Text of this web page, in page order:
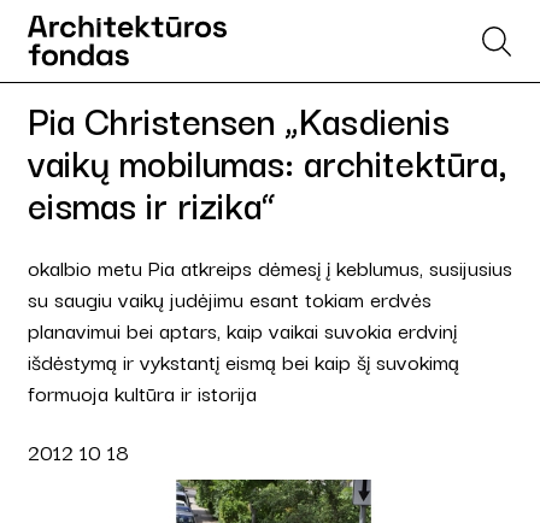
Pia Christensen „Kasdienis
vaikų mobilumas: architektūra,
eismas ir rizika“
okalbio metu Pia atkreips dėmesį į keblumus, susijusius
su saugiu vaikų judėjimu esant tokiam erdvės
planavimui bei aptars, kaip vaikai suvokia erdvinį
išdėstymą ir vykstantį eismą bei kaip šį suvokimą
formuoja kultūra ir istorija
2012 10 18